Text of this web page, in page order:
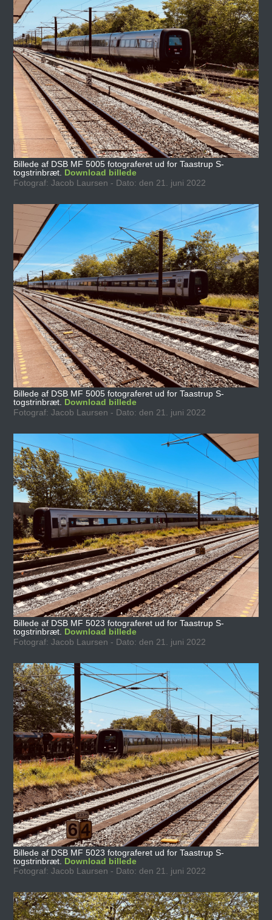
Billede af DSB MF 5005 fotograferet ud for Taastrup S-
togstrinbræt. Download billede
Fotograf: Jacob Laursen - Dato: den 21. juni 2022
Billede af DSB MF 5005 fotograferet ud for Taastrup S-
togstrinbræt. Download billede
Fotograf: Jacob Laursen - Dato: den 21. juni 2022
Billede af DSB MF 5023 fotograferet ud for Taastrup S-
togstrinbræt. Download billede
Fotograf: Jacob Laursen - Dato: den 21. juni 2022
Billede af DSB MF 5023 fotograferet ud for Taastrup S-
togstrinbræt. Download billede
Fotograf: Jacob Laursen - Dato: den 21. juni 2022